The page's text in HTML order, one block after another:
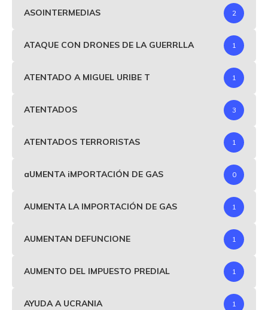
ASOINTERMEDIAS 2
ATAQUE CON DRONES DE LA GUERRLLA 1
ATENTADO A MIGUEL URIBE T 1
ATENTADOS 3
ATENTADOS TERRORISTAS 1
aUMENTA iMPORTACIÓN DE GAS 0
AUMENTA LA IMPORTACIÓN DE GAS 1
AUMENTAN DEFUNCIONE 1
AUMENTO DEL IMPUESTO PREDIAL 1
AYUDA A UCRANIA 1